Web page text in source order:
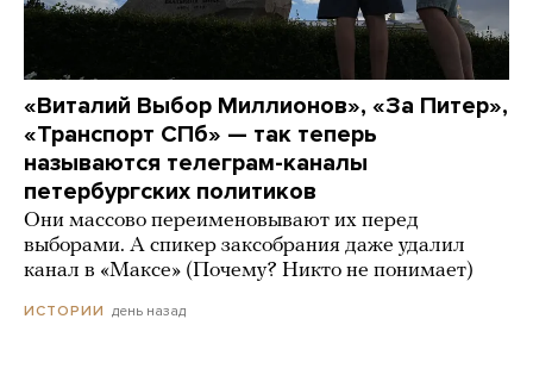
«Виталий Выбор Миллионов», «За Питер»,
«Транспорт СПб» — так теперь
называются телеграм-каналы
петербургских политиков
Они массово переименовывают их перед
выборами. А спикер заксобрания даже удалил
канал в «Максе» (Почему? Никто не понимает)
ИСТОРИИ день назад